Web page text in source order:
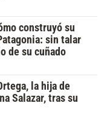
construyó su
sin talar
de su cuñado
la hija de
Salazar, tras su